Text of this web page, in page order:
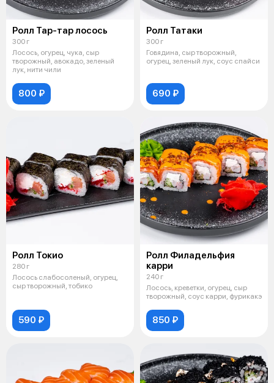
Ролл Тар-тар лосось
300 г
Лосось, огурец, чука, сыр
творожный, авокадо, зеленый
лук, нити чили
800 ₽
Ролл Татаки
300 г
Говядина, сыр творожный,
огурец, зеленый лук, соус спайси
690 ₽
Ролл Токио
280 г
Лосось слабосоленый, огурец,
сыр творожный, тобико
590 ₽
Ролл Филадельфия
карри
240 г
Лосось, креветки, огурец, сыр
творожный, соус карри, фурикакэ
850 ₽